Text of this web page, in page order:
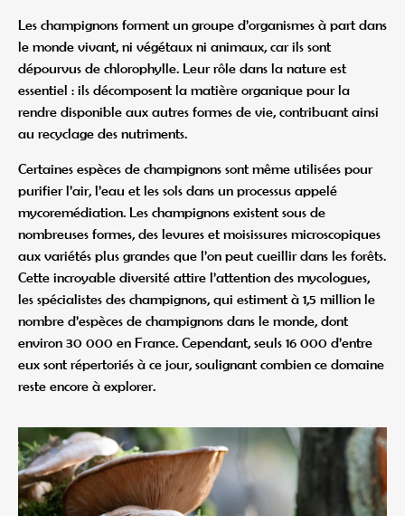
Les champignons forment un groupe d’organismes à part dans
le monde vivant, ni végétaux ni animaux, car ils sont
dépourvus de chlorophylle. Leur rôle dans la nature est
essentiel : ils décomposent la matière organique pour la
rendre disponible aux autres formes de vie, contribuant ainsi
au recyclage des nutriments.
Certaines espèces de champignons sont même utilisées pour
purifier l’air, l’eau et les sols dans un processus appelé
mycoremédiation. Les champignons existent sous de
nombreuses formes, des levures et moisissures microscopiques
aux variétés plus grandes que l’on peut cueillir dans les forêts.
Cette incroyable diversité attire l’attention des mycologues,
les spécialistes des champignons, qui estiment à 1,5 million le
nombre d’espèces de champignons dans le monde, dont
environ 30 000 en France. Cependant, seuls 16 000 d’entre
eux sont répertoriés à ce jour, soulignant combien ce domaine
reste encore à explorer.